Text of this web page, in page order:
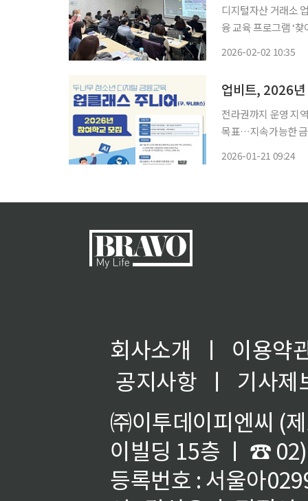
디지털자산 거래소
융 교육 프로그램 ‘찾아가는 업클래
2026-02-02 10:35
업비트, 2026년
전라권까지 운영 지
목표…지속가능한
2026-01-21 09:24
회사소개 ㅣ
이용약
공지사항
ㅣ
기사제
㈜이투데이피엔씨 (
이빌딩 15층 ㅣ ☎
등록번호 : 서울아